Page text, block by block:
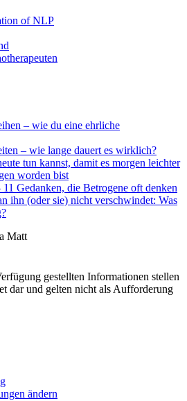
of NLP
– wie du eine ehrliche
– wie lange dauert es wirklich?
tun kannst, damit es morgen leichter
worden bist
Gedanken, die Betrogene oft denken
ihn (oder sie) nicht verschwindet: Was
gestellten Informationen stellen
dar und gelten nicht als Aufforderung
ändern